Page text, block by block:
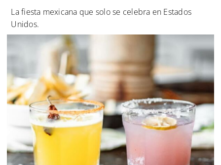
La fiesta mexicana que solo se celebra en Estados
Unidos.